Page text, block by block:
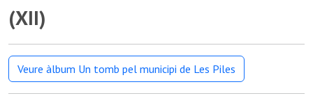
(XII)
Veure àlbum Un tomb pel municipi de Les Piles